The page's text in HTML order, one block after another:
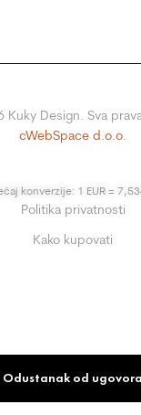
Kuky Design. Sva
cWebSpace d.o.o.
konverzije: 1 EUR =
Politika privatnosti
Kako kupovati
Odustanak od ugovora